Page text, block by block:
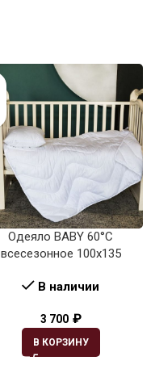
Одеяло BABY 60°C
всесезонное 100х135
В наличии
3 700 ₽
В КОРЗИНУ